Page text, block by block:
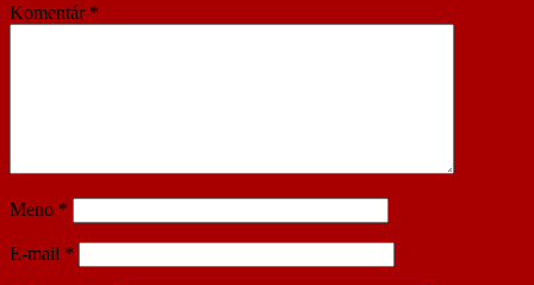
Komentár *
Meno *
E-mail *